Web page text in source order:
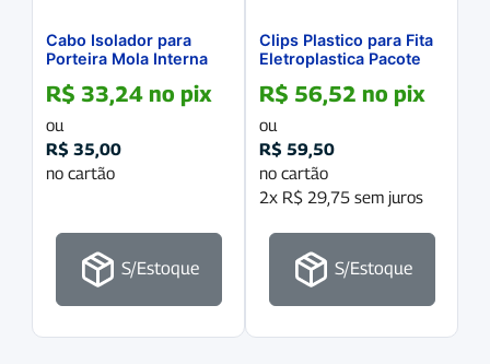
Cabo Isolador para
Porteira Mola Interna
R$ 33,24 no pix
ou
R$ 35,00
no cartão
S/Estoque
Clips Plastico para Fita
Eletroplastica Pacote
R$ 56,52 no pix
ou
R$ 59,50
no cartão
2x R$ 29,75 sem juros
S/Estoque